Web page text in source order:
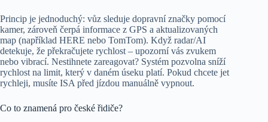
Princip je jednoduchý: vůz sleduje dopravní značky pomocí
kamer, zároveň čerpá informace z GPS a aktualizovaných
map (například HERE nebo TomTom). Když radar/AI
detekuje, že překračujete rychlost – upozorní vás zvukem
nebo vibrací. Nestihnete zareagovat? Systém pozvolna sníží
rychlost na limit, který v daném úseku platí. Pokud chcete jet
rychleji, musíte ISA před jízdou manuálně vypnout.
Co to znamená pro české řidiče?